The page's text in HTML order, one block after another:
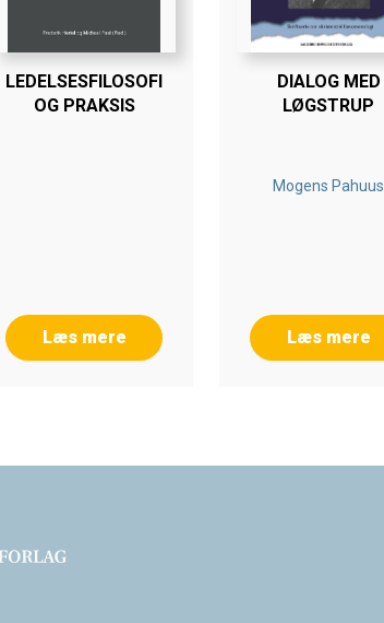
LEDELSESFILOSOFI
OG PRAKSIS
Læs mere
DIALOG MED
LØGSTRUP
Mogens Pahuus
Læs mere